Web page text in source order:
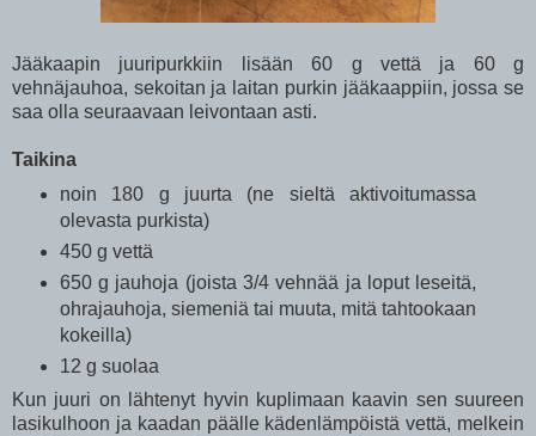
Jääkaapin juuripurkkiin lisään 60 g vettä ja 60 g
vehnäjauhoa, sekoitan ja laitan purkin jääkaappiin, jossa se
saa olla seuraavaan leivontaan asti.
Taikina
noin 180 g juurta (ne sieltä aktivoitumassa
olevasta purkista)
450 g vettä
650 g jauhoja (joista 3/4 vehnää ja loput leseitä,
ohrajauhoja, siemeniä tai muuta, mitä tahtookaan
kokeilla)
12 g suolaa
Kun juuri on lähtenyt hyvin kuplimaan kaavin sen suureen
lasikulhoon ja kaadan päälle kädenlämpöistä vettä, melkein